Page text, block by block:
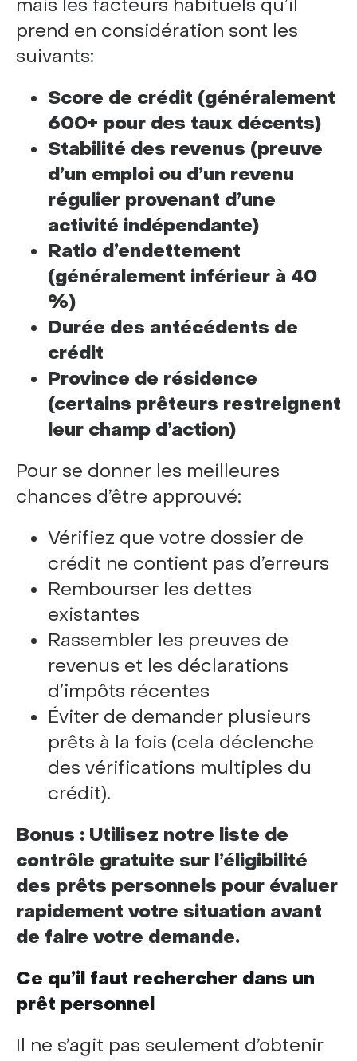
mais les facteurs habituels qu’il
prend en considération sont les
suivants:
Score de crédit (généralement
600+ pour des taux décents)
Stabilité des revenus (preuve
d’un emploi ou d’un revenu
régulier provenant d’une
activité indépendante)
Ratio d’endettement
(généralement inférieur à 40
%)
Durée des antécédents de
crédit
Province de résidence
(certains prêteurs restreignent
leur champ d’action)
Pour se donner les meilleures
chances d’être approuvé:
Vérifiez que votre dossier de
crédit ne contient pas d’erreurs
Rembourser les dettes
existantes
Rassembler les preuves de
revenus et les déclarations
d’impôts récentes
Éviter de demander plusieurs
prêts à la fois (cela déclenche
des vérifications multiples du
crédit).
Bonus : Utilisez notre liste de
contrôle gratuite sur l’éligibilité
des prêts personnels pour évaluer
rapidement votre situation avant
de faire votre demande.
Ce qu’il faut rechercher dans un
prêt personnel
Il ne s’agit pas seulement d’obtenir